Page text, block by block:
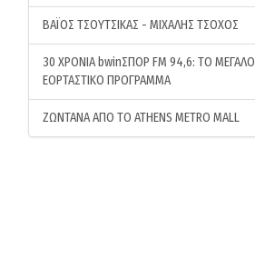
ΒΑΪΟΣ ΤΣΟΥΤΣΙΚΑΣ - ΜΙΧΑΛΗΣ ΤΣΟΧΟΣ
30 ΧΡΟΝΙΑ bwinΣΠΟΡ FM 94,6: ΤΟ ΜΕΓΑΛΟ
ΕΟΡΤΑΣΤΙΚΟ ΠΡΟΓΡΑΜΜΑ
ΖΩΝΤΑΝΑ ΑΠΟ ΤΟ ATHENS METRO MALL